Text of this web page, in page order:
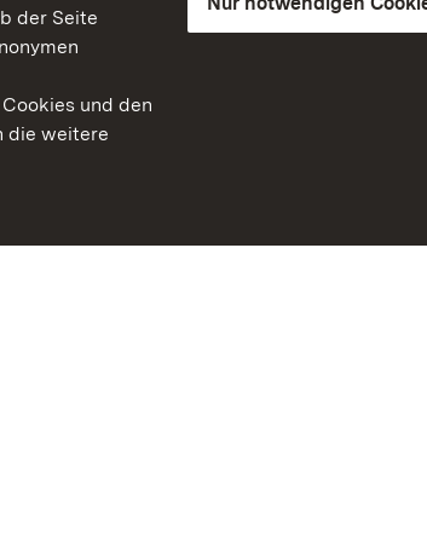
der Seite
und den
die weitere